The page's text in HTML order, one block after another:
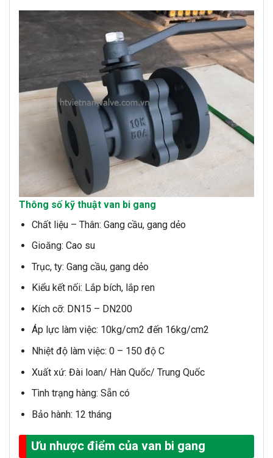
Thông số kỹ thuật van bi gang
Chất liệu – Thân: Gang cầu, gang dẻo
Gioăng: Cao su
Trục, ty: Gang cầu, gang dẻo
Kiểu kết nối: Lắp bích, lắp ren
Kích cỡ: DN15 – DN200
Áp lực làm việc: 10kg/cm2 đến 16kg/cm2
Nhiệt độ làm việc: 0 – 150 độ C
Xuất xứ: Đài loan/ Hàn Quốc/ Trung Quốc
Tình trạng hàng: Sẵn có
Bảo hành: 12 tháng
Ưu nhược điểm của van bi gang